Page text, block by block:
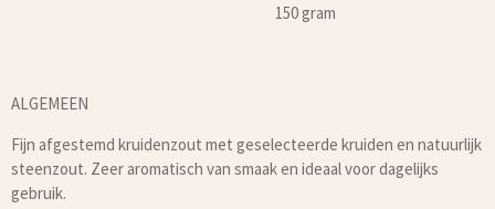
150 gram
ALGEMEEN
Fijn afgestemd kruidenzout met geselecteerde kruiden en natuurlijk
steenzout. Zeer aromatisch van smaak en ideaal voor dagelijks
gebruik.